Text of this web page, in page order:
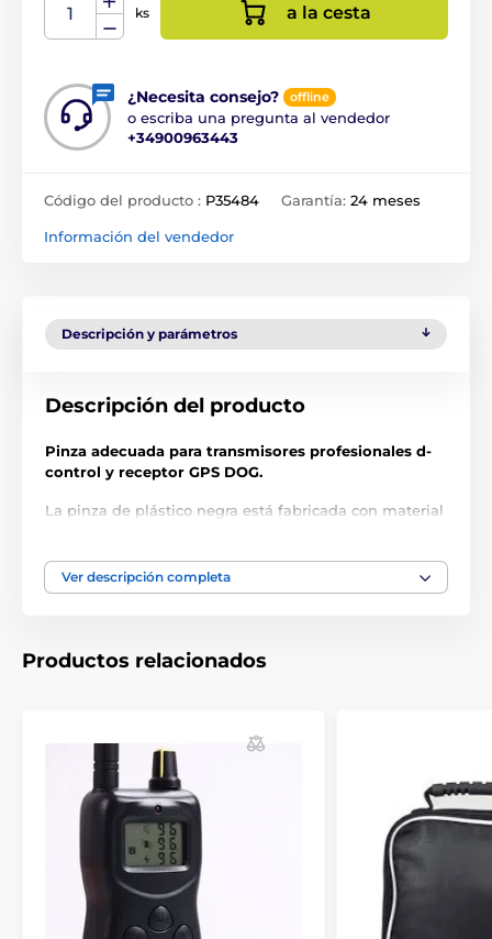
ks a la cesta
¿Necesita consejo? offline
o escriba una pregunta al vendedor
+34900963443
Código del producto : P35484 Garantía: 24 meses
Información del vendedor
Descripción y parámetros
Descripción del producto
Pinza adecuada para transmisores profesionales d-
control y receptor GPS DOG.
La pinza de plástico negra está fabricada con material
Las especificaciones técnicas pueden cambiar sin
previo aviso. Las imágenes tienen únicamente
Accesorios
Accesorios
Ver descripción completa
Productos relacionados